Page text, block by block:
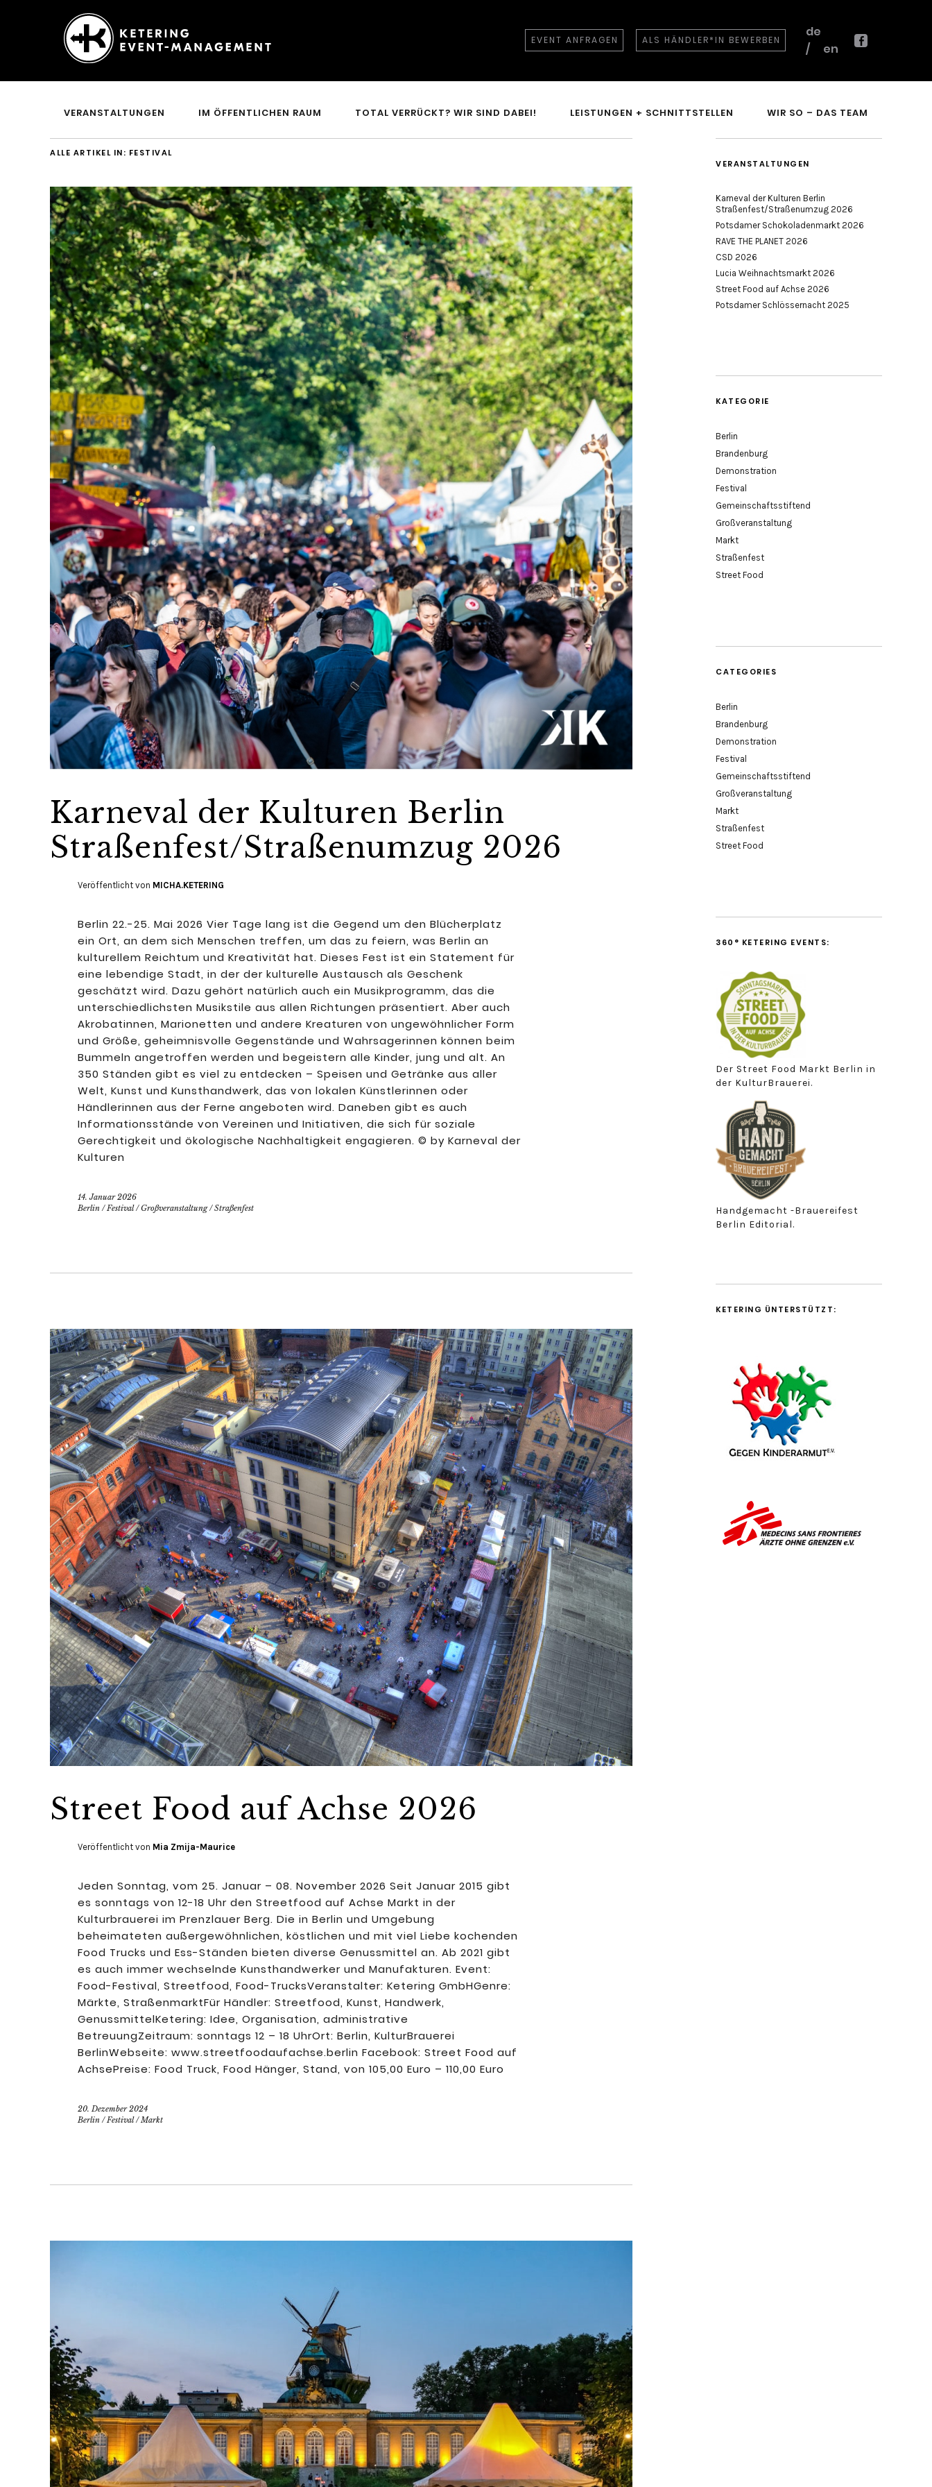
Ketering
Event-
EVENT ANFRAGEN ALS HÄNDLER*IN BEWERBEN
de
en
VERANSTALTUNGEN IM ÖFFENTLICHEN RAUM TOTAL VERRÜCKT? WIR SIND DABEI! LEISTUNGEN + SCHNITTSTELLEN WIR SO – DAS TEAM
ALLE ARTIKEL IN: FESTIVAL
Karneval der Kulturen Berlin
Straßenfest/Straßenumzug 2026
Veröffentlicht von MICHA.KETERING
Berlin 22.-25. Mai 2026 Vier Tage lang ist die Gegend um den Blücherplatz
ein Ort, an dem sich Menschen treffen, um das zu feiern, was Berlin an
kulturellem Reichtum und Kreativität hat. Dieses Fest ist ein Statement für
eine lebendige Stadt, in der der kulturelle Austausch als Geschenk
geschätzt wird. Dazu gehört natürlich auch ein Musikprogramm, das die
unterschiedlichsten Musikstile aus allen Richtungen präsentiert. Aber auch
Akrobatinnen, Marionetten und andere Kreaturen von ungewöhnlicher Form
und Größe, geheimnisvolle Gegenstände und Wahrsagerinnen können beim
Bummeln angetroffen werden und begeistern alle Kinder, jung und alt. An
350 Ständen gibt es viel zu entdecken – Speisen und Getränke aus aller
Welt, Kunst und Kunsthandwerk, das von lokalen Künstlerinnen oder
Händlerinnen aus der Ferne angeboten wird. Daneben gibt es auch
Informationsstände von Vereinen und Initiativen, die sich für soziale
Gerechtigkeit und ökologische Nachhaltigkeit engagieren. © by Karneval der
Kulturen
14. Januar 2026
Berlin / Festival/Großveranstaltung/Straßenfest
Street Food auf Achse 2026
Veröffentlicht von Mia Zmija-Maurice
Jeden Sonntag, vom 25. Januar – 08. November 2026 Seit Januar 2015 gibt
es sonntags von 12-18 Uhr den Streetfood auf Achse Markt in der
Kulturbrauerei im Prenzlauer Berg. Die in Berlin und Umgebung
beheimateten außergewöhnlichen, köstlichen und mit viel Liebe kochenden
Food Trucks und Ess-Ständen bieten diverse Genussmittel an. Ab 2021 gibt
es auch immer wechselnde Kunsthandwerker und Manufakturen. Event:
Food-Festival, Streetfood, Food-TrucksVeranstalter: Ketering GmbHGenre:
Märkte, StraßenmarktFür Händler: Streetfood, Kunst, Handwerk,
GenussmittelKetering: Idee, Organisation, administrative
BetreuungZeitraum: sonntags 12 – 18 UhrOrt: Berlin, KulturBrauerei
BerlinWebseite: www.streetfoodaufachse.berlin Facebook: Street Food auf
AchsePreise: Food Truck, Food Hänger, Stand, von 105,00 Euro – 110,00 Euro
20. Dezember 2024
Berlin / Festival/ Markt
VERANSTALTUNGEN
Karneval der Kulturen Berlin
Straßenfest/Straßenumzug 2026
Potsdamer Schokoladenmarkt 2026
RAVE THE PLANET 2026
CSD 2026
Lucia Weihnachtsmarkt 2026
Street Food auf Achse 2026
Potsdamer Schlössernacht 2025
KATEGORIE
Berlin
Brandenburg
Demonstration
Festival
Gemeinschaftsstiftend
Großveranstaltung
Markt
Straßenfest
Street Food
CATEGORIES
Berlin
Brandenburg
Demonstration
Festival
Gemeinschaftsstiftend
Großveranstaltung
Markt
Straßenfest
Street Food
360° KETERING EVENTS:
Der Street Food Markt Berlin in
der KulturBrauerei.
Handgemacht -Brauereifest
Berlin Editorial.
KETERING ÜNTERSTÜTZT: